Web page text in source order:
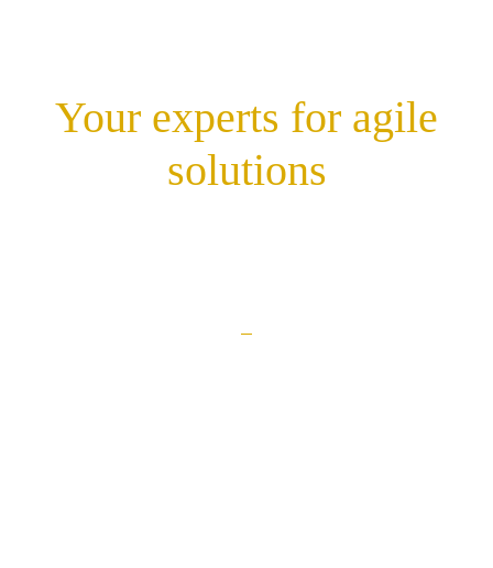
Your experts for agile
solutions